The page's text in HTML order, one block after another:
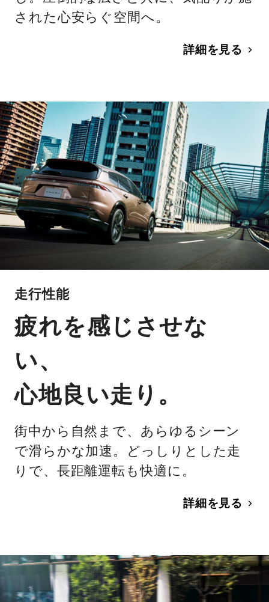
された心安らぐ空間へ。
詳細を見る
走行性能
疲れを感じさせな
い、
心地良い走り。
街中から自然まで、あらゆるシーン
で滑らかな加速。どっしりとした走
りで、長距離運転も快適に。
詳細を見る